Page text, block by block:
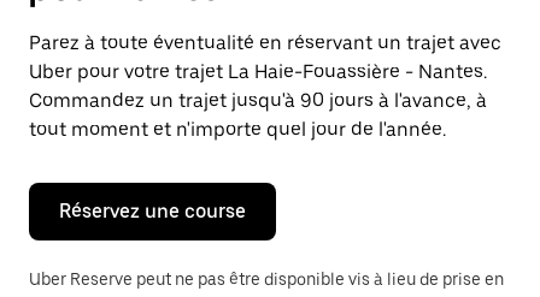
et
sélectionner
une
date.
Appuyez
sur
la
Échap
pour
fermer
calendrier.
Parez à toute éventualité en réservant un trajet avec
Uber pour votre trajet La Haie-Fouassière - Nantes.
Commandez un trajet jusqu'à 90 jours à l'avance, à
tout moment et n'importe quel jour de l'année.
Réservez une course
Uber Reserve peut ne pas être disponible vis à lieu de prise en